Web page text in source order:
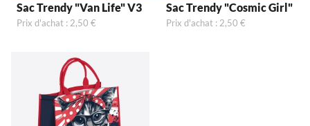
Sac Trendy "Van Life" V3
Prix d'achat : 2,50 €
Sac Trendy "Cosmic Girl"
Prix d'achat : 2,50 €